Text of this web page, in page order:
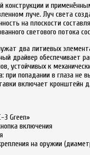
конструкции и
луче. Луч света
на плоскости
светового потока
два литиевых
драйвер обеспечивает
устойчивых к
при попадании в глаза
включает кронштейн
3 Green»
включения
на оружии